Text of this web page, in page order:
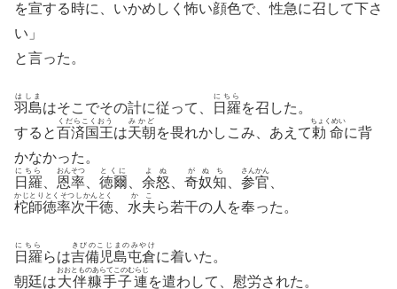
を宣する時に、いかめしく怖い顔色で、性急に召して下さ
い」
と言った。
羽島
はしま
はそこでその計に従って、 日羅
にちら
を召した。
すると百済国王
くだらこくおう
は天朝
みかど
を畏れかしこみ、あえて勅命
ちょくめい
に背
かなかった。
日羅
にちら
恩率
おんそつ
徳爾
とくに
余怒
よぬ
奇奴知
がぬち
参官
さんかん
柁師徳率次干徳
かじとりとくそつしかんとく
水夫
かこ
ら若干の人を奉った。
日羅
にちら
らは吉備児島屯倉
きびのこじまのみやけ
に着いた。
朝廷は大伴糠手子連
おおとものあらてこのむらじ
を遣わして、慰労された。